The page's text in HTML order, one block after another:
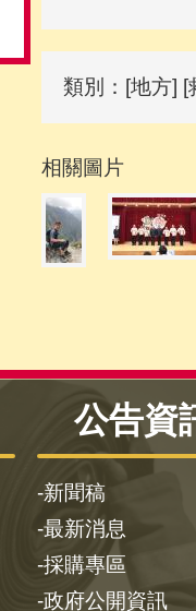
類別：[地方] [
相關圖片
公告資
新聞稿
最新消息
採購專區
政府公開資訊